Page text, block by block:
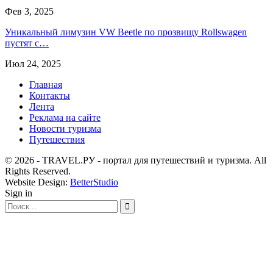
Фев 3, 2025
Уникальный лимузин VW Beetle по прозвищу Rollswagen
пустят с…
Июл 24, 2025
Главная
Контакты
Лента
Реклама на сайте
Новости туризма
Путешествия
© 2026 - TRAVEL.РУ - портал для путешествий и туризма. All
Rights Reserved.
Website Design: BetterStudio
Sign in